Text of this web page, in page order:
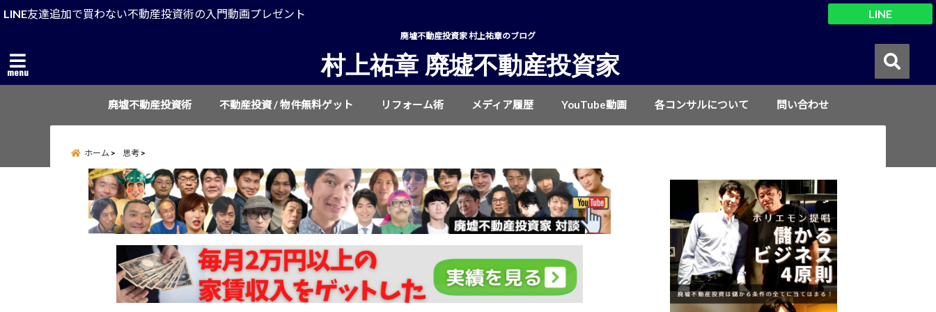
LINE友達追加で買わない不動産投資術の入門動画プレゼント LINE
廃墟不動産投資家 村上祐章のブログ
menu 村上祐章 廃墟不動産投資家
廃墟不動産投資術 不動産投資 / 物件無料ゲット リフォーム術 メディア履歴 YouTube動画 各コンサルについて 問い合わせ
ホーム 思考